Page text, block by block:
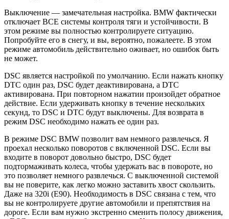
Выключение — замечательная настройка. BMW фактически
отключает ВСЕ системы контроля тяги и устойчивости. В
этом режиме вы полностью контролируете ситуацию.
Попробуйте его в снегу, и вы, вероятно, пожалеете. В этом
режиме автомобиль действительно оживает, но ошибок быть
не может.
DSC является настройкой по умолчанию. Если нажать кнопку
DTC один раз, DSC будет деактивирована, а DTC
активирована. При повторном нажатии произойдет обратное
действие. Если удерживать кнопку в течение нескольких
секунд, то DSC и DTC будут выключены. Для возврата в
режим DSC необходимо нажать ее один раз.
В режиме DSC BMW позволит вам немного развлечься. Я
проехал несколько поворотов с включенной DSC. Если вы
входите в поворот довольно быстро, DSC будет
подтормаживать колеса, чтобы удержать вас в повороте, но
это позволяет немного развлечься. С выключенной системой
вы не поверите, как легко можно заставить хвост скользить.
Даже на 320i (E90). Необходимость в DSC связана с тем, что
вы не контролируете другие автомобили и препятствия на
дороге. Если вам нужно экстренно сменить полосу движения,